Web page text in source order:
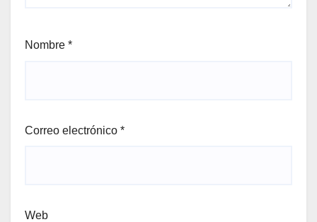
Nombre *
Correo electrónico *
Web